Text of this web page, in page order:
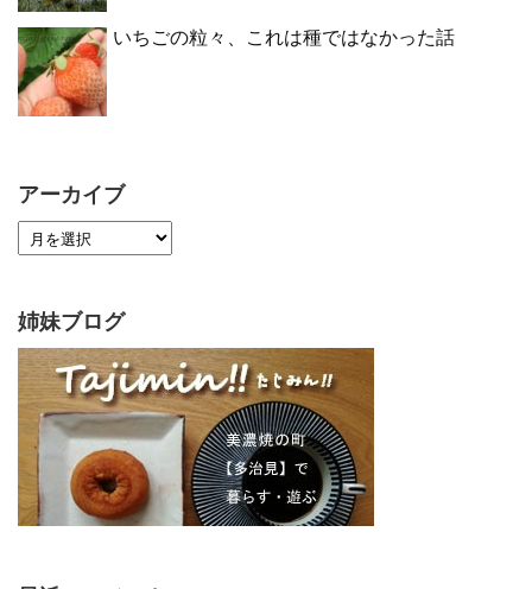
いちごの粒々、これは種ではなかった話
アーカイブ
姉妹ブログ